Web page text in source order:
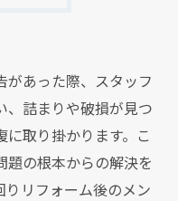
があった際、スタッフ
、詰まりや破損が見つ
取り掛かります。こ
題の根本からの解決を
リフォーム後のメン